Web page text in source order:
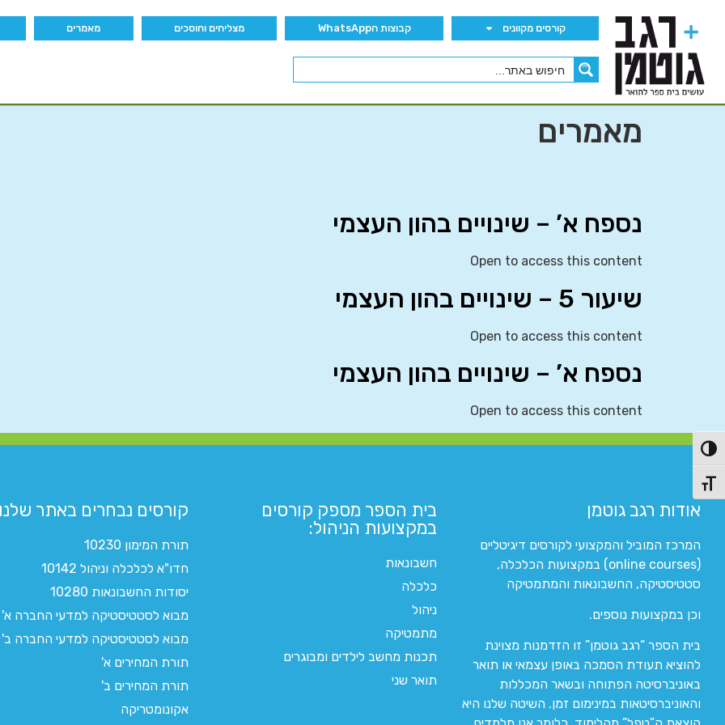
הפעל/כבה ניגודיות גבוהה
מתג גודל גופן
קורסים מקוונים קבוצות הWhatsApp מצליחים וחוסכים מאמרים
מאמרים
נספח א’ – שינויים בהון העצמי
Open to access this content
שיעור 5 – שינויים בהון העצמי
Open to access this content
נספח א’ – שינויים בהון העצמי
Open to access this content
אודות רגב גוטמן
המרכז המוביל והמקצועי לקורסים דיגיטליים
(online courses) במקצועות הכלכלה,
סטטיסטיקה, החשבונאות והמתמטיקה
וכן במקצועות נוספים.
בית הספר “רגב גוטמן” זו הזדמנות מצוינת
להוציא תעודת הסמכה באופן עצמאי או תואר
באוניברסיטה הפתוחה ובשאר המכללות
והאוניברסיטאות במינימום זמן. השיטה שלנו היא
בית הספר מספק קורסים
במקצועות הניהול:
חשבונאות
כלכלה
ניהול
מתמטיקה
תכנות מחשב לילדים ומבוגרים
תואר שני
קורסים נבחרים באתר
תורת המימון 10230
חדו"א לכלכלה וניהול 10142
יסודות החשבונאות 10280
מבוא לסטטיסטיקה למדעי החברה א'
מבוא לסטטיסטיקה למדעי החברה ב'
תורת המחירים א'
תורת המחירים ב'
אקונומטריקה